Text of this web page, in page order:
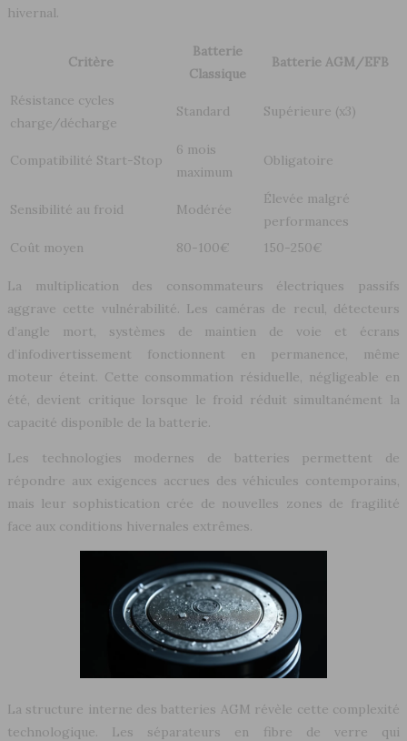
hivernal.
Critère
Batterie
Classique
Batterie AGM/EFB
Résistance cycles
charge/décharge
Standard Supérieure (x3)
Compatibilité Start-Stop
6 mois
maximum
Obligatoire
Sensibilité au froid Modérée
Élevée malgré
performances
Coût moyen
80-100€ 150-250€
La multiplication des consommateurs électriques passifs
aggrave cette vulnérabilité. Les caméras de recul, détecteurs
d’angle mort, systèmes de maintien de voie et écrans
d’infodivertissement fonctionnent en permanence, même
moteur éteint. Cette consommation résiduelle, négligeable en
été, devient critique lorsque le froid réduit simultanément la
capacité disponible de la batterie.
Les technologies modernes de batteries permettent de
répondre aux exigences accrues des véhicules contemporains,
mais leur sophistication crée de nouvelles zones de fragilité
face aux conditions hivernales extrêmes.
La structure interne des batteries AGM révèle cette complexité
technologique. Les séparateurs en fibre de verre qui